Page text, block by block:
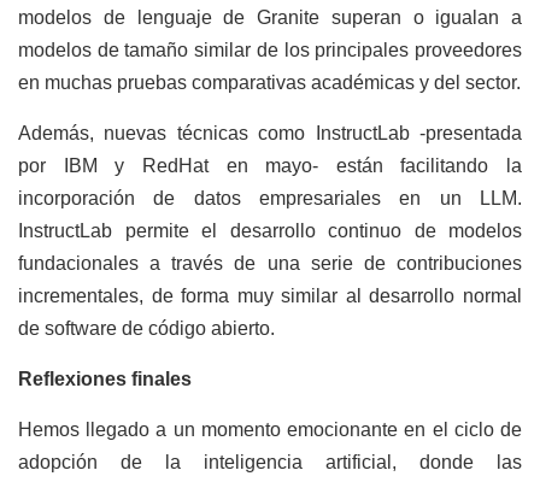
modelos de lenguaje de Granite superan o igualan a
modelos de tamaño similar de los principales proveedores
en muchas pruebas comparativas académicas y del sector.
Además, nuevas técnicas como InstructLab -presentada
por IBM y RedHat en mayo- están facilitando la
incorporación de datos empresariales en un LLM.
InstructLab permite el desarrollo continuo de modelos
fundacionales a través de una serie de contribuciones
incrementales, de forma muy similar al desarrollo normal
de software de código abierto.
Reflexiones finales
Hemos llegado a un momento emocionante en el ciclo de
adopción de la inteligencia artificial, donde las